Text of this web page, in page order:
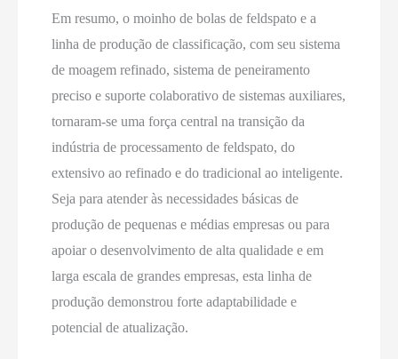
Em resumo, o moinho de bolas de feldspato e a
linha de produção de classificação, com seu sistema
de moagem refinado, sistema de peneiramento
preciso e suporte colaborativo de sistemas auxiliares,
tornaram-se uma força central na transição da
indústria de processamento de feldspato, do
extensivo ao refinado e do tradicional ao inteligente.
Seja para atender às necessidades básicas de
produção de pequenas e médias empresas ou para
apoiar o desenvolvimento de alta qualidade e em
larga escala de grandes empresas, esta linha de
produção demonstrou forte adaptabilidade e
potencial de atualização.